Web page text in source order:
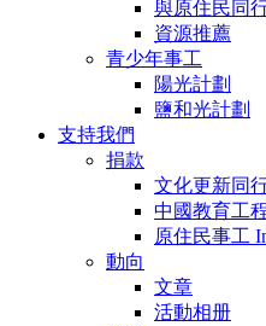
與原住民同
資源推薦
青少年事工
陽光計劃
鹽和光計劃
支持我們
捐款
文化更新同
中國教育工
原住民事工
動向
文章
活動相册